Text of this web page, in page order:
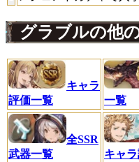
グラブルの他
キャラ
評価一覧
一覧
全SSR
武器一覧
キャ